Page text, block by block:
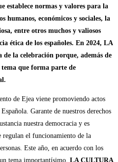
establece normas y valores para la
humanos, económicos y sociales, la
entre otros muchos y valiosos
ética de los españoles. En 2024, LA
la celebración porque, además de
que forma parte de
de Ejea viene promoviendo actos
Garante de nuestros derechos
nuestra democracia y es
regulan el funcionamiento de la
Este año, en acuerdo con los
tema importantísimo, LA CULTURA